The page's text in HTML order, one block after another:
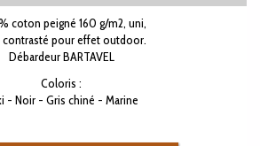
coton peigné 160 g/m2, uni,
contrasté pour effet outdoor.
Débardeur BARTAVEL
Coloris :
- Noir - Gris chiné - Marine